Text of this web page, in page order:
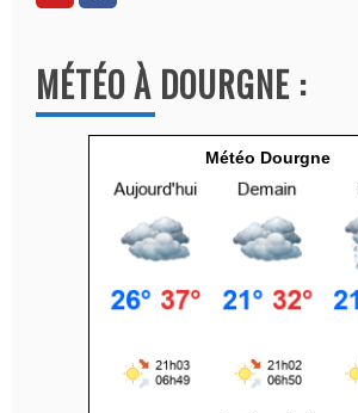
n
t
i
MÉTÉO À DOURGNE :
Météo Dourgne